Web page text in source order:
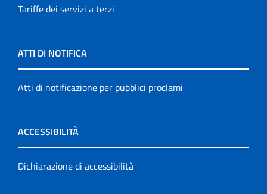
Tariffe dei servizi a terzi
ATTI DI NOTIFICA
Atti di notificazione per pubblici proclami
ACCESSIBILITÀ
Dichiarazione di accessibilità